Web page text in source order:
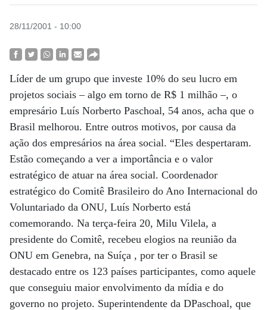
28/11/2001 - 10:00
Líder de um grupo que investe 10% do seu lucro em
projetos sociais – algo em torno de R$ 1 milhão –, o
empresário Luís Norberto Paschoal, 54 anos, acha que o
Brasil melhorou. Entre outros motivos, por causa da
ação dos empresários na área social. “Eles despertaram.
Estão começando a ver a importância e o valor
estratégico de atuar na área social. Coordenador
estratégico do Comitê Brasileiro do Ano Internacional do
Voluntariado da ONU, Luís Norberto está
comemorando. Na terça-feira 20, Milu Vilela, a
presidente do Comitê, recebeu elogios na reunião da
ONU em Genebra, na Suíça , por ter o Brasil se
destacado entre os 123 países participantes, como aquele
que conseguiu maior envolvimento da mídia e do
governo no projeto. Superintendente da DPaschoal, que